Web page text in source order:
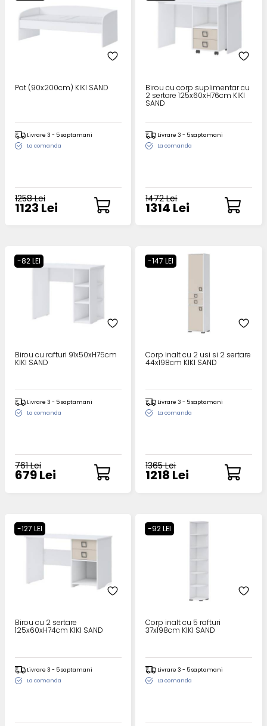
Pat (90x200cm) KIKI SAND
Livrare 3 - 5 saptamani
La comanda
1258 Lei
1123 Lei
Birou cu corp suplimentar cu
2 sertare 125x60xH76cm KIKI
SAND
Livrare 3 - 5 saptamani
La comanda
1472 Lei
1314 Lei
-82 LEI
Birou cu rafturi 91x50xH75cm
KIKI SAND
Livrare 3 - 5 saptamani
La comanda
761 Lei
679 Lei
-147 LEI
Corp inalt cu 2 usi si 2 sertare
44x198cm KIKI SAND
Livrare 3 - 5 saptamani
La comanda
1365 Lei
1218 Lei
-127 LEI
Birou cu 2 sertare
125x60xH74cm KIKI SAND
Livrare 3 - 5 saptamani
La comanda
-92 LEI
Corp inalt cu 5 rafturi
37x198cm KIKI SAND
Livrare 3 - 5 saptamani
La comanda